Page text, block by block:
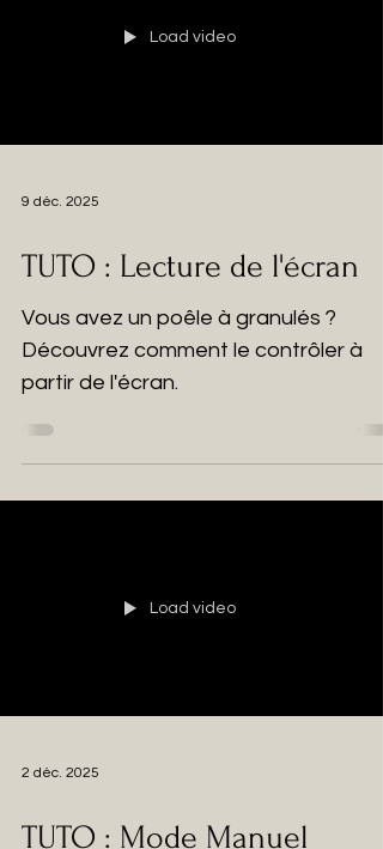
Load video
9 déc. 2025
TUTO : Lecture de l'écran
Vous avez un poêle à granulés ?
Découvrez comment le contrôler à
partir de l'écran.
Load video
2 déc. 2025
TUTO : Mode Manuel